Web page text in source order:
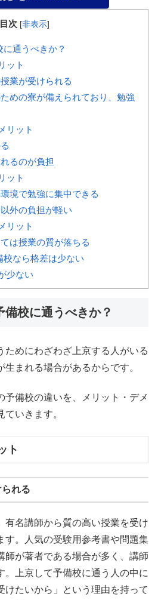
目次 [非表示]
に通うべきか？
ット
業が受けられる
めの寮が備えられており、勉強
リット
るのが負担
ット
境で勉強に集中できる
外の負担が軽い
リット
は授業の質が落ちる
なら格差は少ない
少ない
校に通うべきか？
ためにわざわざ上京する人がいる
まれる場合があるからです。
予備校の違いを、メリット・デメ
いきます。
ト
れる
有名講師から質の高い授業を受け
す。人気の受験用参考書や問題集
師が著者である場合が多く、講師
。上京して予備校に通う人の中に
けたいから」という理由を持って